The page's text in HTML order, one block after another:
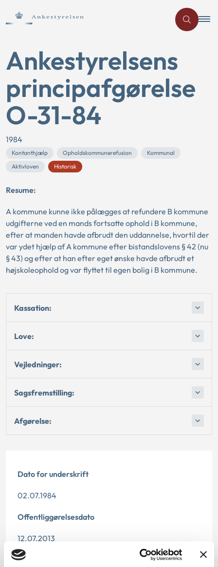
Ankestyrelsens
principafgørelse
O-31-84
1984
Kontanthjælp Opholdskommunerefusion
Kommunal
Aktivloven
Historisk
Resume:
A kommune kunne ikke pålægges at refundere B kommune
udgifterne ved en mands fortsatte ophold i B kommune,
efter at manden havde afbrudt den uddannelse, hvortil der
var ydet hjælp af A kommune efter bistandslovens § 42 (nu
§ 43) og efter at han efter eget ønske havde afbrudt et
højskoleophold og var flyttet til egen bolig i B kommune.
Kassation:
Love:
Vejledninger:
Sagsfremstilling:
Afgørelse:
Dato for underskrift
02.07.1984
Offentliggørelsesdato
12.07.2013
Paragraf